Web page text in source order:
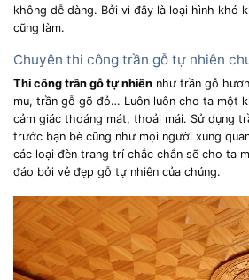
không dễ dàng. Bởi vì đây là loại hình khó
cũng làm.
Chuyên thi công trần gỗ tự nhiên
Thi công trần gỗ tự nhiên như trần gỗ
mu, trần gỗ gõ đỏ… Luôn luôn cho ta một
cảm giác thoáng mát, thoải mái. Sử dụng
trước bạn bè cũng như mọi người xung
các loại đèn trang trí chắc chắn sẽ cho ta
đáo bởi vẻ đẹp gỗ tự nhiên của chúng.